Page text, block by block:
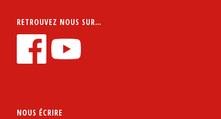
RETROUVEZ NOUS SUR…
NOUS ÉCRIRE